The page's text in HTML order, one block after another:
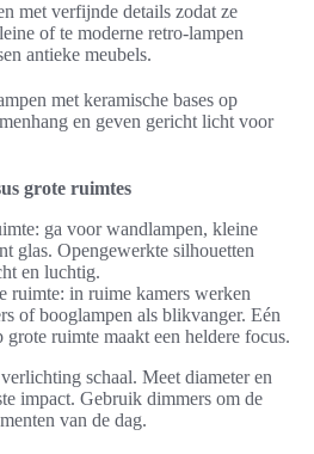
met verfijnde details zodat ze
of te moderne retro-lampen
antieke meubels.
met keramische bases op
en geven gericht licht voor
grote ruimtes
ga voor wandlampen, kleine
glas. Opengewerkte silhouetten
en luchtig.
ruimte: in ruime kamers werken
of booglampen als blikvanger. Eén
grote ruimte maakt een heldere focus.
schaal. Meet diameter en
impact. Gebruik dimmers om de
van de dag.